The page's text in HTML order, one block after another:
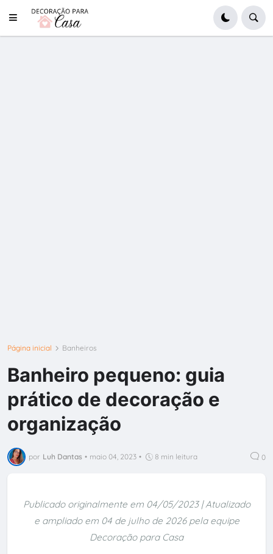
Página inicial Banheiros
Banheiro pequeno: guia
prático de decoração e
organização
por Luh Dantas • maio 04, 2023 • 8 min leitura 0
Publicado originalmente em 04/05/2023 | Atualizado
e ampliado em 04 de julho de 2026 pela equipe
Decoração para Casa